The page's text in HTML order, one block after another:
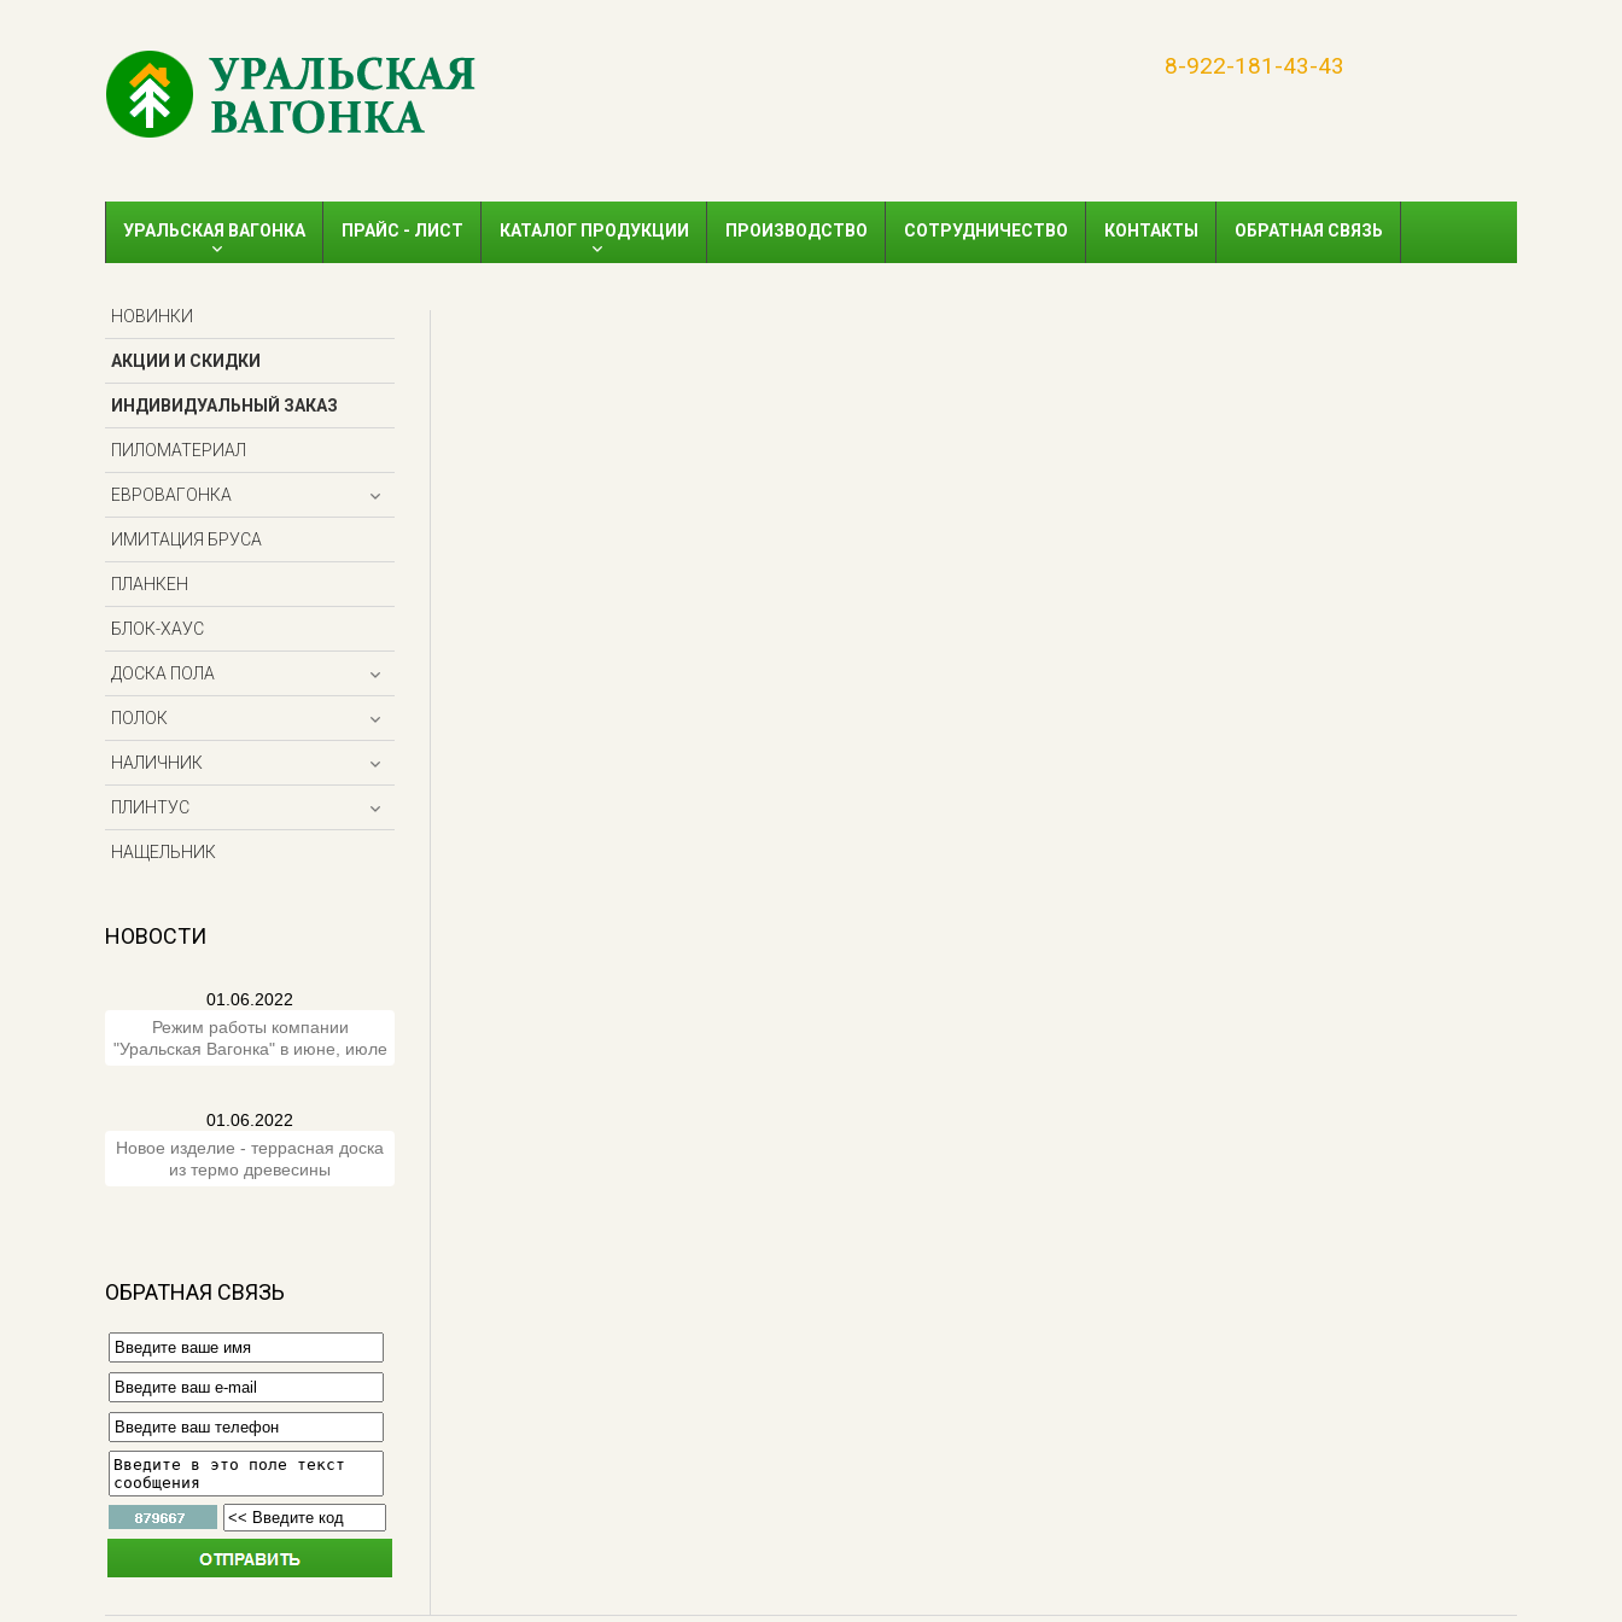
8-922-181-43-43
УРАЛЬСКАЯ ВАГОНКА ПРАЙС - ЛИСТ КАТАЛОГ ПРОДУКЦИИ ПРОИЗВОДСТВО СОТРУДНИЧЕСТВО КОНТАКТЫ ОБРАТНАЯ СВЯЗЬ
НОВИНКИ
АКЦИИ И СКИДКИ
ИНДИВИДУАЛЬНЫЙ ЗАКАЗ
ПИЛОМАТЕРИАЛ
ЕВРОВАГОНКА
ИМИТАЦИЯ БРУСА
ПЛАНКЕН
БЛОК-ХАУС
ДОСКА ПОЛА
ПОЛОК
НАЛИЧНИК
ПЛИНТУС
НАЩЕЛЬНИК
НОВОСТИ
01.06.2022
Режим работы компании
"Уральская Вагонка" в июне, июле
01.06.2022
Новое изделие - террасная доска
из термо древесины
ОБРАТНАЯ СВЯЗЬ